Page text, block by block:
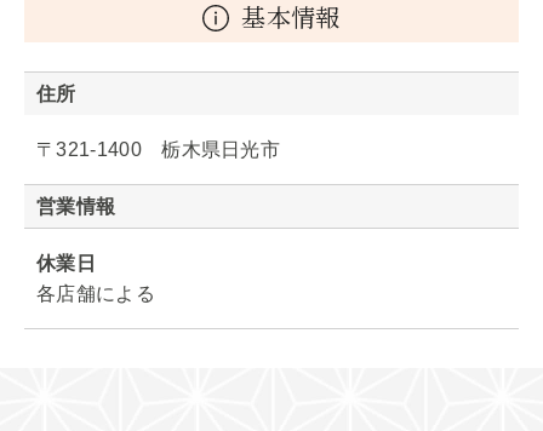
基本情報
住所
〒321-1400 栃木県日光市
営業情報
休業日
各店舗による